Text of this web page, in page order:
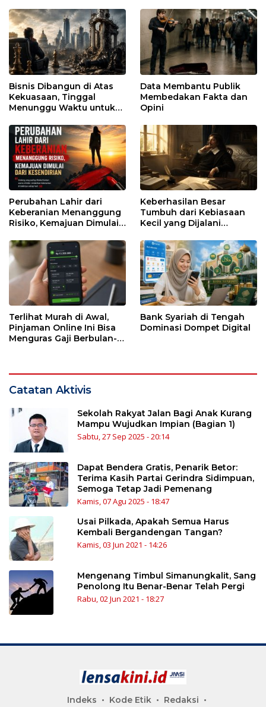
Bisnis Dibangun di Atas
Kekuasaan, Tinggal
Menunggu Waktu untuk
Data Membantu Publik
Membedakan Fakta dan
Opini
Perubahan Lahir dari
Keberanian Menanggung
Risiko, Kemajuan Dimulai
Keberhasilan Besar
Tumbuh dari Kebiasaan
Kecil yang Dijalani
Terlihat Murah di Awal,
Pinjaman Online Ini Bisa
Menguras Gaji Berbulan-
Bank Syariah di Tengah
Dominasi Dompet Digital
Catatan Aktivis
Sekolah Rakyat Jalan Bagi Anak Kurang
Mampu Wujudkan Impian (Bagian 1)
Sabtu, 27 Sep 2025 - 20:14
Dapat Bendera Gratis, Penarik Betor:
Terima Kasih Partai Gerindra Sidimpuan,
Semoga Tetap Jadi Pemenang
Kamis, 07 Agu 2025 - 18:47
Usai Pilkada, Apakah Semua Harus
Kembali Bergandengan Tangan?
Kamis, 03 Jun 2021 - 14:26
Mengenang Timbul Simanungkalit, Sang
Penolong Itu Benar-Benar Telah Pergi
Rabu, 02 Jun 2021 - 18:27
Indeks Kode Etik Redaksi